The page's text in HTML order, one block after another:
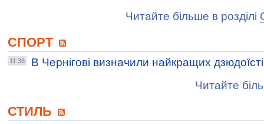
Читайте більше в розділі
СПОРТ
11:38
В Чернігові визначили найкращих
Читайте
СТИЛЬ